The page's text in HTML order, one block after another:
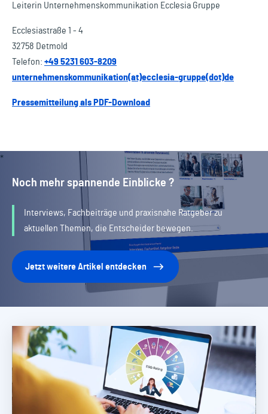
Leiterin Unternehmenskommunikation Ecclesia Gruppe
Ecclesiastraße 1 - 4
32758 Detmold
Telefon: +49 5231 603-8209
unternehmenskommunikation(at)ecclesia-gruppe(dot)de
Pressemitteilung als PDF-Download
Noch mehr spannende Einblicke ?
Interviews, Fachbeiträge und praxisnahe Ratgeber zu
aktuellen Themen, die Entscheider bewegen.
Jetzt weitere Artikel entdecken